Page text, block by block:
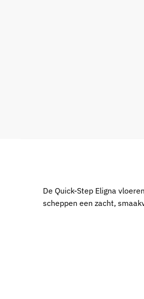
De Quick-Step Eligna
scheppen een zacht,